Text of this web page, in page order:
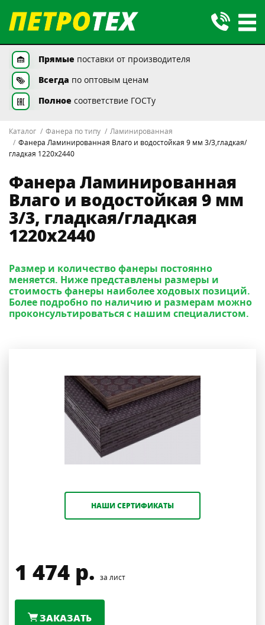
Прямые поставки от производителя
Всегда по оптовым ценам
Полное соответствие ГОСТу
Каталог Фанера по типу
Ламинированная
Фанера Ламинированная Влаго и водостойкая 9 мм 3/3,гладкая/
гладкая 1220х2440
Фанера Ламинированная
Влаго и водостойкая 9 мм
3/3, гладкая/гладкая
1220х2440
Размер и количество фанеры постоянно
меняется. Ниже представлены размеры и
стоимость фанеры наиболее ходовых позиций.
Более подробно по наличию и размерам можно
проконсультироваться с нашим специалистом.
НАШИ СЕРТИФИКАТЫ
1 474 р. за лист
ЗАКАЗАТЬ